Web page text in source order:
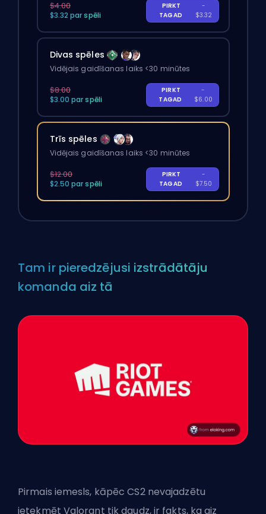
$4.00
$3.32 par spēli
PIRKT
TAGAD
-
$3.32
Divas spēles
Vidējais gaidīšanas laiks <30 minūtes
$8.00
$3.00 par spēli
PIRKT
TAGAD
-
$6.00
Trīs spēles
Vidējais gaidīšanas laiks <30 minūtes
$12.00
$2.50 par spēli
PIRKT
TAGAD
-
$7.50
Tam ir pieredzējusi izstrādātāju
komanda aiz tā
Pirmais iemesls, kāpēc CS2 nevajadzētu
ietekmēt Valorant tik daudz, ir fakts, ka aiz